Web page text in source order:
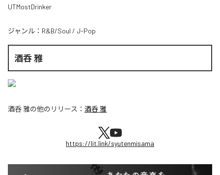
UTMostDrinker
ジャンル： R&B/Soul / J-Pop
酒呑 雅
酒呑 雅の他のリリース： 酒呑 雅
https://lit.link/syutenmisama